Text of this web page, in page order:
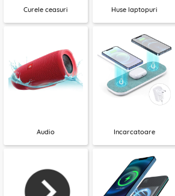
Curele ceasuri Huse laptopuri
Audio Incarcatoare